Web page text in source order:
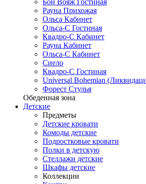
Бон Вояж Гостиная
Рауна Прихожая
Ольса Кабинет
Ольса-С Гостиная
Квадро-С Кабинет
Рауна Кабинет
Ольса-С Кабинет
Сиело
Квадро-С Гостиная
Universal Bohemian
Форест Стулья
Обеденная зона
Детские
Предметы
Детские кровати
Комоды детские
Подростковые кровати
Полки в детскую
Стеллажи детские
Шкафы детские
Коллекции